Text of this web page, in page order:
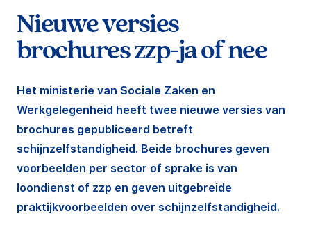
Nieuwe versies
brochures zzp-ja of nee
Het ministerie van Sociale Zaken en
Werkgelegenheid heeft twee nieuwe versies van
brochures gepubliceerd betreft
schijnzelfstandigheid. Beide brochures geven
voorbeelden per sector of sprake is van
loondienst of zzp en geven uitgebreide
praktijkvoorbeelden over schijnzelfstandigheid.